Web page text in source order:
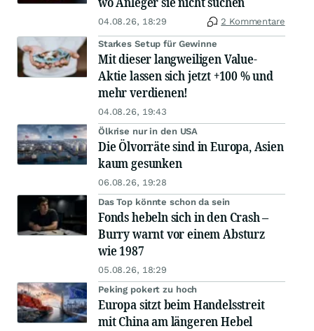
04.08.26, 18:29 2 Kommentare
Starkes Setup für Gewinne
Mit dieser langweiligen Value-
Aktie lassen sich jetzt +100 % und
mehr verdienen!
04.08.26, 19:43
Ölkrise nur in den USA
Die Ölvorräte sind in Europa, Asien
kaum gesunken
06.08.26, 19:28
Das Top könnte schon da sein
Fonds hebeln sich in den Crash –
Burry warnt vor einem Absturz
wie 1987
05.08.26, 18:29
Peking pokert zu hoch
Europa sitzt beim Handelsstreit
mit China am längeren Hebel